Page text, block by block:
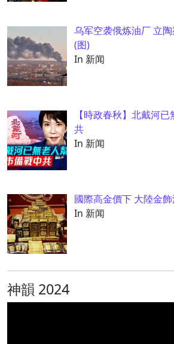
乌军空袭俄炼油厂 立
(图)
In 新闻
【時政春秋】北戴河
共
In 新闻
國際高金價下 大陸金
In 新闻
神韻 2024